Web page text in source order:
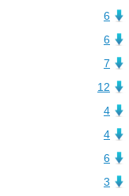
6
6
7
12
4
4
6
3